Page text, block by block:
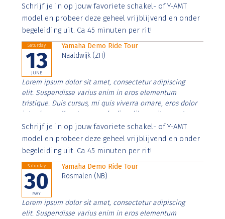
Aenean faucibus nibh et justo cursus id rutrum lorem
imperdiet. Nunc ut sem vitae risus tristique posuere.
Schrijf je in op jouw favoriete schakel- of Y-AMT
model en probeer deze geheel vrijblijvend en onder
begeleiding uit. Ca 45 minuten per rit!
Saturday
13
JUNE
Yamaha Demo Ride Tour
Naaldwijk (ZH)
Lorem ipsum dolor sit amet, consectetur adipiscing
elit. Suspendisse varius enim in eros elementum
tristique. Duis cursus, mi quis viverra ornare, eros dolor
interdum nulla, ut commodo diam libero vitae erat.
Aenean faucibus nibh et justo cursus id rutrum lorem
imperdiet. Nunc ut sem vitae risus tristique posuere.
Schrijf je in op jouw favoriete schakel- of Y-AMT
model en probeer deze geheel vrijblijvend en onder
begeleiding uit. Ca 45 minuten per rit!
Saturday
30
MAY
Yamaha Demo Ride Tour
Rosmalen (NB)
Lorem ipsum dolor sit amet, consectetur adipiscing
elit. Suspendisse varius enim in eros elementum